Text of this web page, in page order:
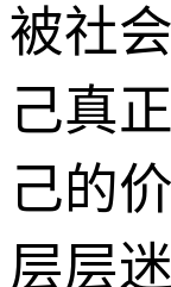
被社
己真
己的
层层